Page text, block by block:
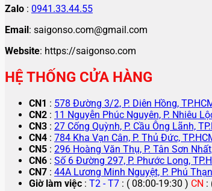
Zalo : 0941.33.44.55
Email: saigonso.com@gmail.com
Website: https://saigonso.com
HỆ THỐNG CỬA HÀNG
CN1 : 578 Đường 3/2, P. Diên Hồng,
CN2 : 11 Nguyễn Phúc Nguyên, P. Nhiêu
CN3 : 27 Cống Quỳnh, P. Cầu Ông Lãnh,
CN4 : 784 Kha Vạn Cân, P. Thủ Đức,
CN5 : 296 Hoàng Văn Thụ, P. Tân Sơn
CN6 : Số 6 Đường 297, P. Phước Long,
CN7 : 44A Lương Minh Nguyệt, P. Phú
Giờ làm việc : T2 - T7 : ( 08:00-19:30 ) CN :